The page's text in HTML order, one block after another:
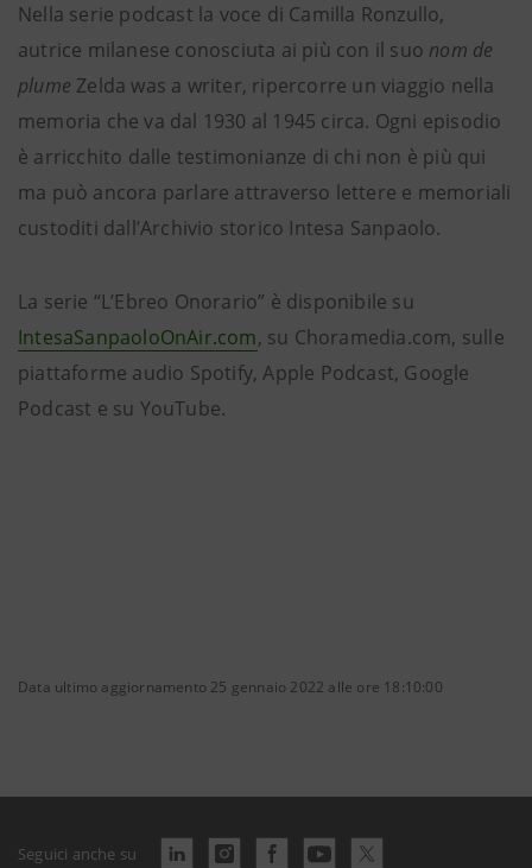
Nella serie podcast la voce di Camilla Ronzullo,
autrice milanese conosciuta ai più con il suo nom de
plume Zelda was a writer, ripercorre un viaggio nella
memoria che va dal 1930 al 1945 circa. Ogni episodio
è arricchito dalle testimonianze di chi non è più qui
ma può ancora parlare attraverso lettere e memoriali
custoditi dall’Archivio storico Intesa Sanpaolo.
La serie “L’Ebreo Onorario” è disponibile su
IntesaSanpaoloOnAir.com, su Choramedia.com, sulle
piattaforme audio Spotify, Apple Podcast, Google
Podcast e su YouTube.
Data ultimo aggiornamento 25 gennaio 2022 alle ore 18:10:00
Seguici anche su